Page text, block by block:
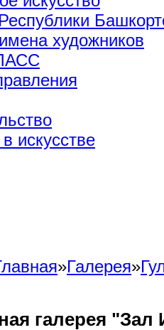
художников
искусстве
»Галерея»
галерея "Зал